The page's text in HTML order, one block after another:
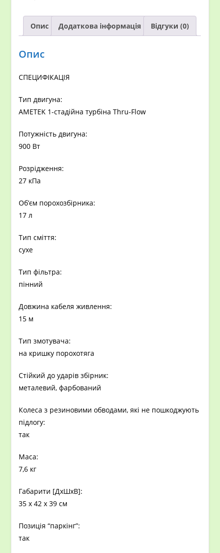
Опис Додаткова інформація Відгуки (0)
Опис
СПЕЦИФІКАЦІЯ
Тип двигуна:
AMETEK 1-стадійна турбіна Thru-Flow
Потужність двигуна:
900 Вт
Розрідження:
27 кПа
Об’єм порохозбірника:
17 л
Тип сміття:
сухе
Тип фільтра:
пінний
Довжина кабеля живлення:
15 м
Тип змотувача:
на кришку порохотяга
Стійкий до ударів збірник:
металевий, фарбований
Колеса з резиновими обводами, які не пошкоджують
підлогу:
так
Маса:
7,6 кг
Габарити [ДxШхВ]:
35 x 42 x 39 см
Позиція “паркінг”:
так